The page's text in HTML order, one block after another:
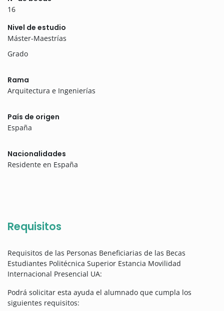
16
Nivel de estudio
Máster-Maestrías
Grado
Rama
Arquitectura e Ingenierías
País de origen
España
Nacionalidades
Residente en España
Requisitos
Requisitos de las Personas Beneficiarias de las Becas
Estudiantes Politécnica Superior Estancia Movilidad
Internacional Presencial UA:
Podrá solicitar esta ayuda el alumnado que cumpla los
siguientes requisitos: